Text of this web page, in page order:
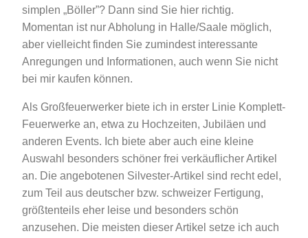
simplen „Böller”? Dann sind Sie hier richtig.
Momentan ist nur Abholung in Halle/Saale möglich,
aber vielleicht finden Sie zumindest interessante
Anregungen und Informationen, auch wenn Sie nicht
bei mir kaufen können.
Als Großfeuerwerker biete ich in erster Linie Komplett-
Feuerwerke an, etwa zu Hochzeiten, Jubiläen und
anderen Events. Ich biete aber auch eine kleine
Auswahl besonders schöner frei verkäuflicher Artikel
an. Die angebotenen Silvester-Artikel sind recht edel,
zum Teil aus deutscher bzw. schweizer Fertigung,
größtenteils eher leise und besonders schön
anzusehen. Die meisten dieser Artikel setze ich auch